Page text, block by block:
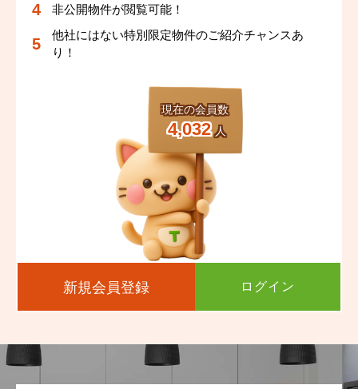
現在の会員数
4,032 人
非公開物件が閲覧可能！
他社にはない特別限定物件のご紹介チャンスあ
り！
新規会員登録 ログイン